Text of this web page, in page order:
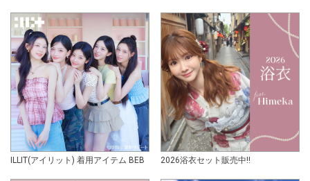
ILLIT(アイリット) 着用アイテム BEB 2026浴衣セット販売中!!